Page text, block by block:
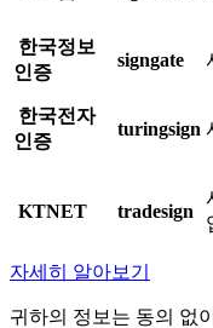
한국정보
인증
signgate
한국전자
인증
turingsign
KTNET tradesign
자세히 알아보기
귀하의 정보는 동의 없